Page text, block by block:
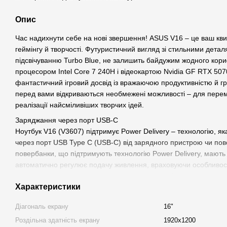
Опис
Час надихнути себе на нові звершення! ASUS V16 – це ваш
геймінгу й творчості. Футуристичний вигляд зі стильними
підсвічуванню Turbo Blue, не залишить байдужим жодного
процесором Intel Core 7 240H і відеокартою Nvidia GF RTX
фантастичний ігровий досвід із вражаючою продуктивністю й
перед вами відкриваються необмежені можливості – для
реалізації найсміливіших творчих ідей.
Заряджання через порт USB-C
Ноутбук V16 (V3607) підтримує Power Delivery – технологію,
через порт USB Type C (USB-C) від зарядного пристрою чи
повербанки, що підтримують технологію Power Delivery,
автоматично регулює подачу живлення, враховуючи
Завдяки цьому контролер забезпечує захист від перенапруги,
перегріву та інших потенційно небезпечних ситуацій, які
гаджетів, забезпечуючи їх безпечну та ефективну роботу.
Характеристики
Діагональ екрану
16"
Роздільна здатність екрану
1920x1200